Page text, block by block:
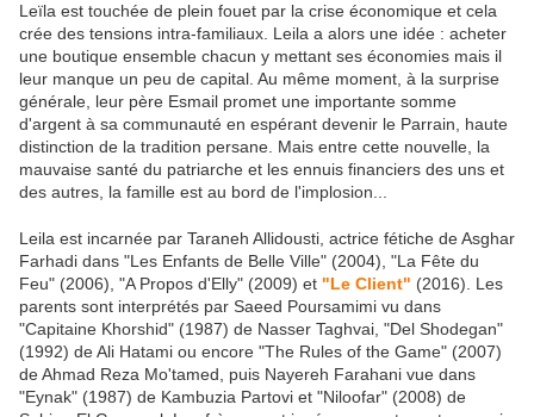
Leïla est touchée de plein fouet par la crise économique et cela
crée des tensions intra-familiaux. Leila a alors une idée : acheter
une boutique ensemble chacun y mettant ses économies mais il
leur manque un peu de capital. Au même moment, à la surprise
générale, leur père Esmail promet une importante somme
d'argent à sa communauté en espérant devenir le Parrain, haute
distinction de la tradition persane. Mais entre cette nouvelle, la
mauvaise santé du patriarche et les ennuis financiers des uns et
des autres, la famille est au bord de l'implosion...
Leila est incarnée par Taraneh Allidousti, actrice fétiche de Asghar
Farhadi dans "Les Enfants de Belle Ville" (2004), "La Fête du
Feu" (2006), "A Propos d'Elly" (2009) et "Le Client" (2016). Les
parents sont interprétés par Saeed Poursamimi vu dans
"Capitaine Khorshid" (1987) de Nasser Taghvai, "Del Shodegan"
(1992) de Ali Hatami ou encore "The Rules of the Game" (2007)
de Ahmad Reza Mo'tamed, puis Nayereh Farahani vue dans
"Eynak" (1987) de Kambuzia Partovi et "Niloofar" (2008) de